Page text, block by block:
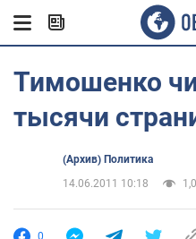
Тимошенко
тысячи
(Архив) Политика
14.06.2011 10:18
0